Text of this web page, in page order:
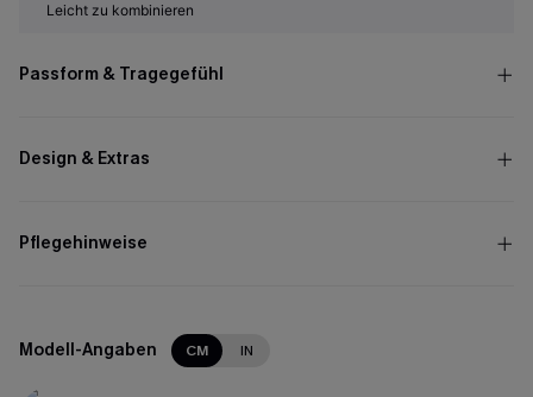
Leicht zu kombinieren
Passform & Tragegefühl
Design & Extras
Pflegehinweise
Modell-Angaben CM IN